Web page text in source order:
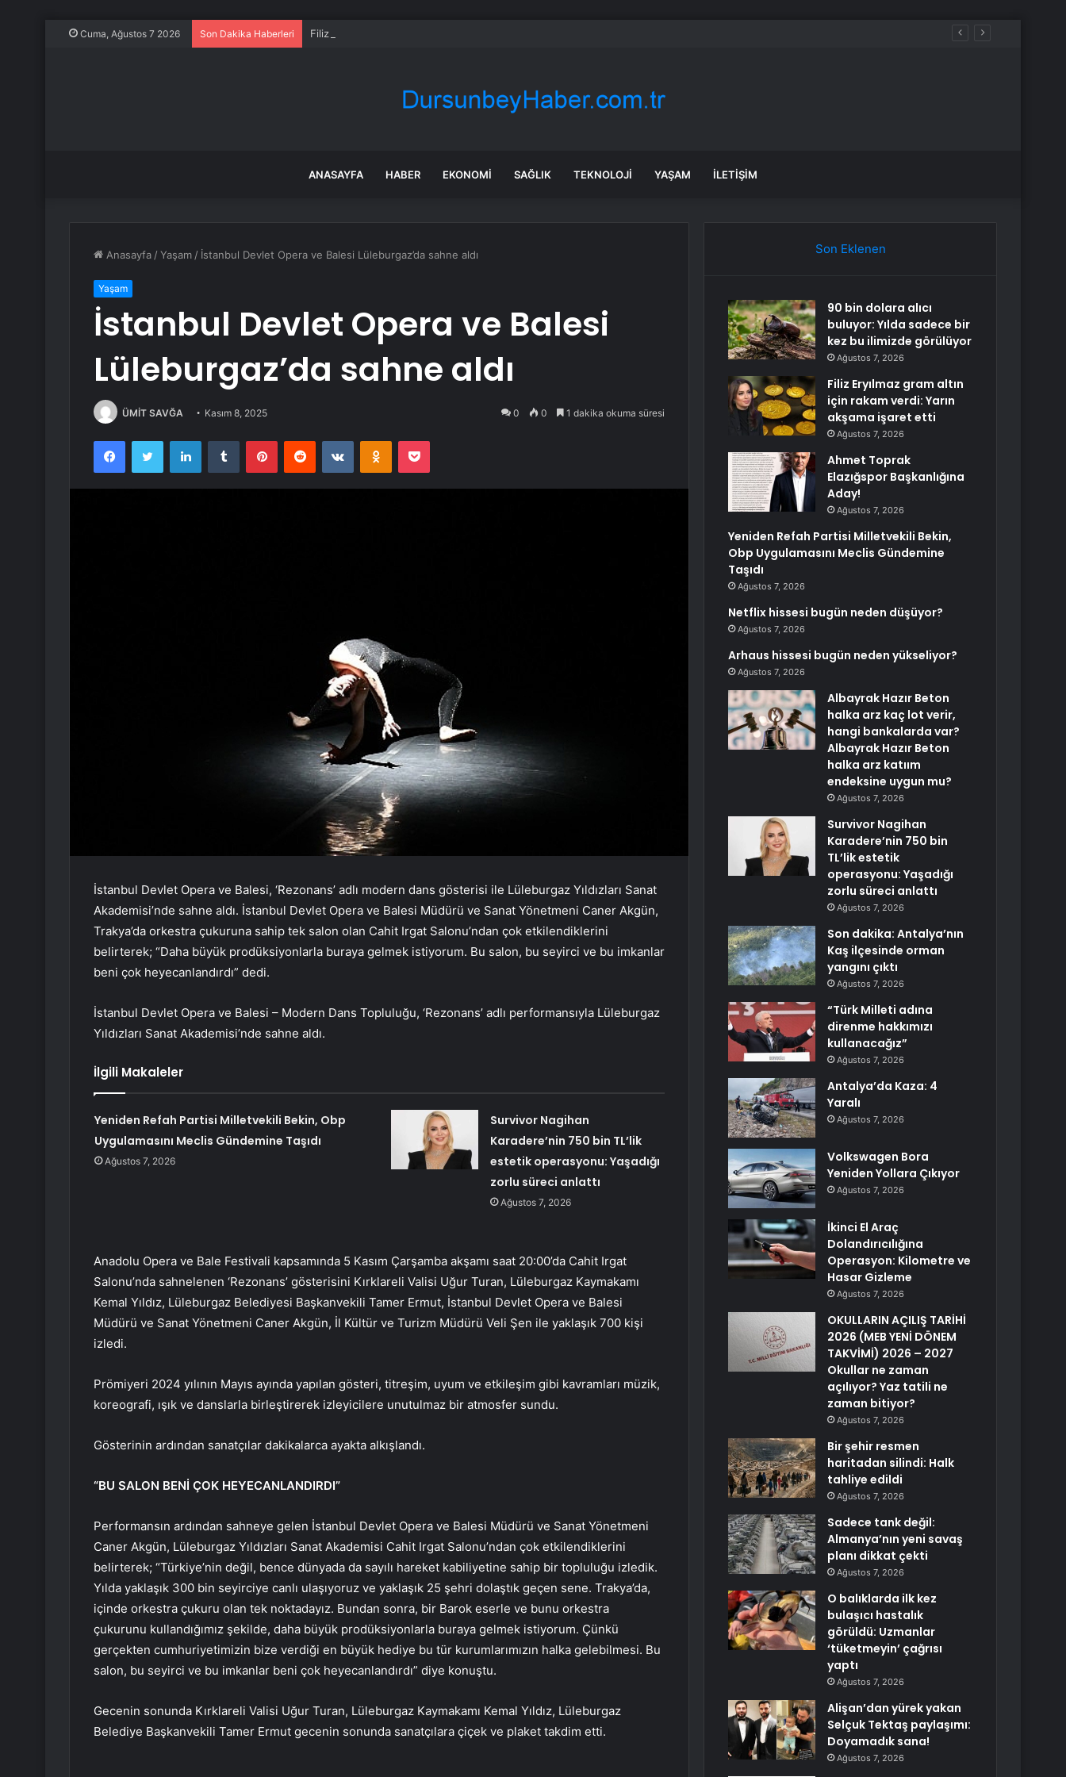
Cuma, Ağustos 7 2026 Son Dakika Haberleri Filiz Eryılmaz gram altın için rakam verdi: Yarın akşama işaret etti
ANASAYFA HABER EKONOMI SAĞLIK TEKNOLOJI YAŞAM İLETIŞIM
Anasayfa /Yaşam / İstanbul Devlet Opera ve Balesi Lüleburgaz’da sahne aldı
Yaşam
İstanbul Devlet Opera ve Balesi
Lüleburgaz’da sahne aldı
ÜMİT SAVĞA Kasım 8, 2025 0 0 1 dakika okuma süresi
FacebookTwitter LinkedInTumblr PinterestReddit VKontakteOdnoklassniki
Pocket
İstanbul Devlet Opera ve Balesi, ‘Rezonans’ adlı modern dans gösterisi ile Lüleburgaz Yıldızları Sanat
Akademisi’nde sahne aldı. İstanbul Devlet Opera ve Balesi Müdürü ve Sanat Yönetmeni Caner Akgün,
Trakya’da orkestra çukuruna sahip tek salon olan Cahit Irgat Salonu’ndan çok etkilendiklerini
belirterek; “Daha büyük prodüksiyonlarla buraya gelmek istiyorum. Bu salon, bu seyirci ve bu imkanlar
beni çok heyecanlandırdı” dedi.
İstanbul Devlet Opera ve Balesi – Modern Dans Topluluğu, ‘Rezonans’ adlı performansıyla Lüleburgaz
Yıldızları Sanat Akademisi’nde sahne aldı.
İlgili Makaleler
Yeniden Refah Partisi Milletvekili Bekin, Obp
Uygulamasını Meclis Gündemine Taşıdı
Ağustos 7, 2026
Survivor Nagihan
Karadere’nin 750 bin TL’lik
estetik operasyonu: Yaşadığı
zorlu süreci anlattı
Ağustos 7, 2026
Anadolu Opera ve Bale Festivali kapsamında 5 Kasım Çarşamba akşamı saat 20:00’da Cahit Irgat
Salonu’nda sahnelenen ‘Rezonans’ gösterisini Kırklareli Valisi Uğur Turan, Lüleburgaz Kaymakamı
Kemal Yıldız, Lüleburgaz Belediyesi Başkanvekili Tamer Ermut, İstanbul Devlet Opera ve Balesi
Müdürü ve Sanat Yönetmeni Caner Akgün, İl Kültür ve Turizm Müdürü Veli Şen ile yaklaşık 700 kişi
izledi.
Prömiyeri 2024 yılının Mayıs ayında yapılan gösteri, titreşim, uyum ve etkileşim gibi kavramları müzik,
koreografi, ışık ve danslarla birleştirerek izleyicilere unutulmaz bir atmosfer sundu.
Gösterinin ardından sanatçılar dakikalarca ayakta alkışlandı.
“BU SALON BENİ ÇOK HEYECANLANDIRDI”
Performansın ardından sahneye gelen İstanbul Devlet Opera ve Balesi Müdürü ve Sanat Yönetmeni
Caner Akgün, Lüleburgaz Yıldızları Sanat Akademisi Cahit Irgat Salonu’ndan çok etkilendiklerini
belirterek; “Türkiye’nin değil, bence dünyada da sayılı hareket kabiliyetine sahip bir topluluğu izledik.
Yılda yaklaşık 300 bin seyirciye canlı ulaşıyoruz ve yaklaşık 25 şehri dolaştık geçen sene. Trakya’da,
içinde orkestra çukuru olan tek noktadayız. Bundan sonra, bir Barok eserle ve bunu orkestra
çukurunu kullandığımız şekilde, daha büyük prodüksiyonlarla buraya gelmek istiyorum. Çünkü
gerçekten cumhuriyetimizin bize verdiği en büyük hediye bu tür kurumlarımızın halka gelebilmesi. Bu
salon, bu seyirci ve bu imkanlar beni çok heyecanlandırdı” diye konuştu.
Gecenin sonunda Kırklareli Valisi Uğur Turan, Lüleburgaz Kaymakamı Kemal Yıldız, Lüleburgaz
Belediye Başkanvekili Tamer Ermut gecenin sonunda sanatçılara çiçek ve plaket takdim etti.
Son Eklenen
90 bin dolara alıcı
buluyor: Yılda sadece bir
kez bu ilimizde görülüyor
Ağustos 7, 2026
Filiz Eryılmaz gram altın
için rakam verdi: Yarın
akşama işaret etti
Ağustos 7, 2026
Ahmet Toprak
Elazığspor Başkanlığına
Aday!
Ağustos 7, 2026
Yeniden Refah Partisi Milletvekili Bekin,
Obp Uygulamasını Meclis Gündemine
Taşıdı
Ağustos 7, 2026
Netflix hissesi bugün neden düşüyor?
Ağustos 7, 2026
Arhaus hissesi bugün neden yükseliyor?
Ağustos 7, 2026
Albayrak Hazır Beton
halka arz kaç lot verir,
hangi bankalarda var?
Albayrak Hazır Beton
halka arz katıım
endeksine uygun mu?
Ağustos 7, 2026
Survivor Nagihan
Karadere’nin 750 bin
TL’lik estetik
operasyonu: Yaşadığı
zorlu süreci anlattı
Ağustos 7, 2026
Son dakika: Antalya’nın
Kaş ilçesinde orman
yangını çıktı
Ağustos 7, 2026
“Türk Milleti adına
direnme hakkımızı
kullanacağız”
Ağustos 7, 2026
Antalya’da Kaza: 4
Yaralı
Ağustos 7, 2026
Volkswagen Bora
Yeniden Yollara Çıkıyor
Ağustos 7, 2026
İkinci El Araç
Dolandırıcılığına
Operasyon: Kilometre ve
Hasar Gizleme
Ağustos 7, 2026
OKULLARIN AÇILIŞ TARİHİ
2026 (MEB YENİ DÖNEM
TAKVİMİ) 2026 – 2027
Okullar ne zaman
açılıyor? Yaz tatili ne
zaman bitiyor?
Ağustos 7, 2026
Bir şehir resmen
haritadan silindi: Halk
tahliye edildi
Ağustos 7, 2026
Sadece tank değil:
Almanya’nın yeni savaş
planı dikkat çekti
Ağustos 7, 2026
O balıklarda ilk kez
bulaşıcı hastalık
görüldü: Uzmanlar
‘tüketmeyin’ çağrısı
yaptı
Ağustos 7, 2026
Alişan’dan yürek yakan
Selçuk Tektaş paylaşımı:
Doyamadık sana!
Ağustos 7, 2026